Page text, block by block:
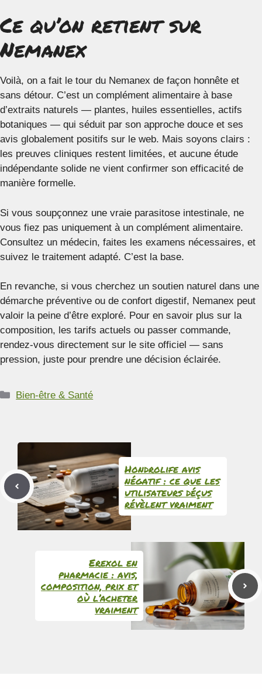
Ce qu’on retient sur
Nemanex
Voilà, on a fait le tour du Nemanex de façon honnête et
sans détour. C’est un complément alimentaire à base
d’extraits naturels — plantes, huiles essentielles, actifs
botaniques — qui séduit par son approche douce et ses
avis globalement positifs sur le web. Mais soyons clairs :
les preuves cliniques restent limitées, et aucune étude
indépendante solide ne vient confirmer son efficacité de
manière formelle.
Si vous soupçonnez une vraie parasitose intestinale, ne
vous fiez pas uniquement à un complément alimentaire.
Consultez un médecin, faites les examens nécessaires, et
suivez le traitement adapté. C’est la base.
En revanche, si vous cherchez un soutien naturel dans une
démarche préventive ou de confort digestif, Nemanex peut
valoir la peine d’être exploré. Pour en savoir plus sur la
composition, les tarifs actuels ou passer commande,
rendez-vous directement sur le site officiel — sans
pression, juste pour prendre une décision éclairée.
Catégories
Bien-être & Santé
Hondrolife avis
négatif : ce que les
utilisateurs déçus
révèlent vraiment
Erexol en
pharmacie : avis,
composition, prix et
où l’acheter
vraiment